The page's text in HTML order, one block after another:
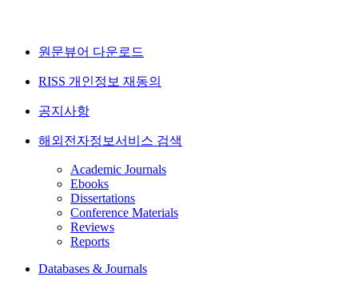
원문뷰어 다운로드
RISS 개인정보 재동의
공지사항
해외전자정보서비스 검색
Academic Journals
Ebooks
Dissertations
Conference Materials
Reviews
Reports
Databases & Journals